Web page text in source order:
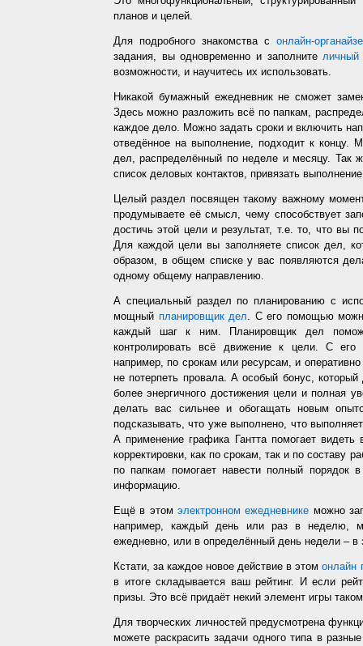
планов и целей.
Для подробного знакомства с онлайн-
задания, вы одновременно и заполнителичный
возможности, и научитесь их использовать.
Никакой бумажный ежедневник не сможет
Здесь можно разложить всё по папкам,
каждое дело. Можно задать сроки и включить
отведённое на выполнение, подходит к концу.
дел, распределённый по неделе и месяцу. Так
список деловых контактов, привязать
Целый раздел посвящен такому важному
продумываете её смысл, чему способствует
достичь этой цели и результат, т.е. то, что вы
Для каждой цели вы заполняете список дел,
образом, в общем списке у вас появляются
одному общему направлению.
А специальный раздел по планированию с
мощный планировщик дел. С его помощью
каждый шаг к ним. Планировщик дел
контролировать всё движение к цели. С
например, по срокам или ресурсам, и
не потерпеть провала. А особый бонус,
более энергичного достижения цели и полная
делать вас сильнее и обогащать новым
подсказывать, что уже выполнено, что
А применение графика Гантта помогает
корректировки, как по срокам, так и по составу
по папкам помогает навести полный порядок
информацию.
Ещё в этомэлектронном ежедневнике можно
например, каждый день или раз в неделю,
ежедневно, или в определённый день недели – в
Кстати, за каждое новое действие в этомонлайн
в итоге складывается ваш рейтинг. И если
призы. Это всё придаёт некий элемент игры
Для творческих личностей предусмотрена
можете раскрасить задачи одного типа в